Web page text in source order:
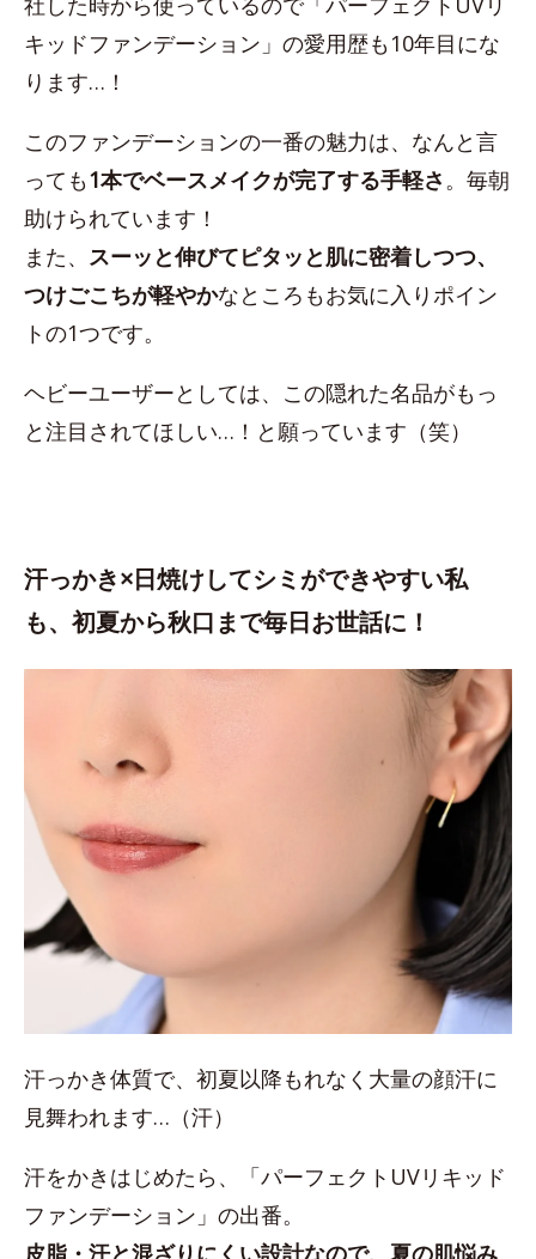
キッドファンデーション」の愛用歴も10年目にな
ります…！
このファンデーションの一番の魅力は、なんと言
っても1本でベースメイクが完了する手軽さ 。毎朝
助けられています！
また、 スーッと伸びてピタッと肌に密着しつつ、
つけごこちが軽やかなところもお気に入りポイン
トの1つです。
ヘビーユーザーとしては、この隠れた名品がもっ
と注目されてほしい…！と願っています（笑）
汗っかき×日焼けしてシミができやすい私
も、初夏から秋口まで毎日お世話に！
汗っかき体質で、初夏以降もれなく大量の顔汗に
見舞われます…（汗）
汗をかきはじめたら、「パーフェクトUVリキッド
ファンデーション」の出番。